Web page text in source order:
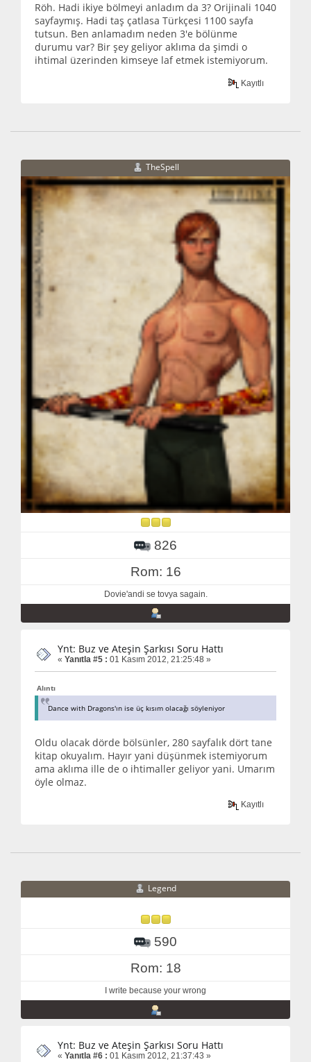
Röh. Hadi ikiye bölmeyi anladım da 3? Orijinali 1040
sayfaymış. Hadi taş çatlasa Türkçesi 1100 sayfa
tutsun. Ben anlamadım neden 3'e bölünme
durumu var? Bir şey geliyor aklıma da şimdi o
ihtimal üzerinden kimseye laf etmek istemiyorum.
Kayıtlı
TheSpell
826
Rom: 16
Dovie'andi se tovya sagain.
Ynt: Buz ve Ateşin Şarkısı Soru Hattı
« Yanıtla #5 : 01 Kasım 2012, 21:25:48 »
Alıntı
Dance with Dragons'ın ise üç kısım olacağı söyleniyor
Oldu olacak dörde bölsünler, 280 sayfalık dört tane
kitap okuyalım. Hayır yani düşünmek istemiyorum
ama aklıma ille de o ihtimaller geliyor yani. Umarım
öyle olmaz.
Kayıtlı
Legend
590
Rom: 18
I write because your wrong
Ynt: Buz ve Ateşin Şarkısı Soru Hattı
« Yanıtla #6 : 01 Kasım 2012, 21:37:43 »